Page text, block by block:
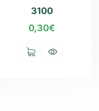
3100
0,30€